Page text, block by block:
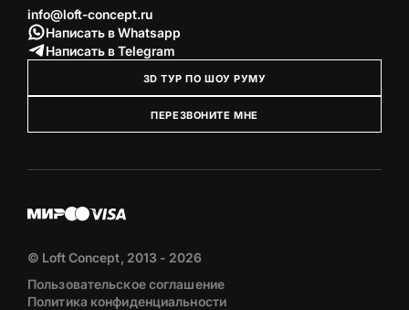
info@loft-concept.ru
Написать в Whatsapp
Написать в Telegram
3D ТУР ПО ШОУ РУМУ
ПЕРЕЗВОНИТЕ МНЕ
© Loft Concept, 2013 - 2026
Пользовательское соглашение
Политика конфиденциальности